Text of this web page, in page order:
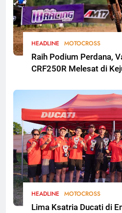
HEADLINE MOTOCROSS
Raih Podium Perdana,
CRF250R Melesat di
HEADLINE MOTOCROSS
Lima Ksatria Ducati di